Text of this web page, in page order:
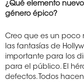
¿Qué elemento
género épico?
Creo que es un poco
las fantasías de
importante para los
para el público. El
defectos. Todos